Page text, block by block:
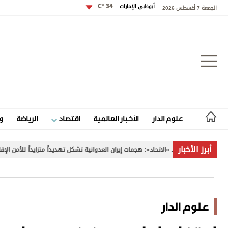
الجمعة 7 أغسطس 2026 أبوظبي الإمارات 34 °C
علوم الدار الأخبار العالمية اقتصاد الرياضة
علوم الدار
الرياضة
أبرز الأخبار
هجمات إيران العدوانية تشكل تهديداً متزايداً للأمن الإقليمي والدولي
علوم الدار